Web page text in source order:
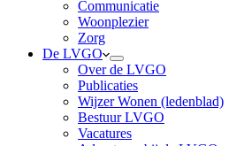
Communicatie
Woonplezier
Zorg
De LVGO
Over de LVGO
Publicaties
Wijzer Wonen (ledenblad)
Bestuur LVGO
Vacatures